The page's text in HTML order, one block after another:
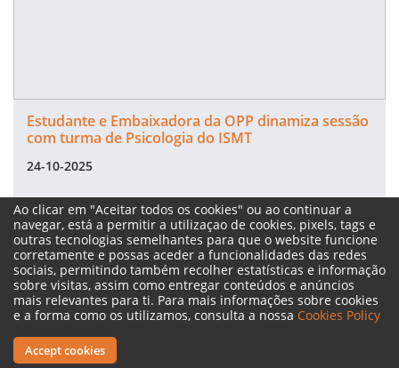
Estudante e Embaixadora da OPP dinamiza sessão
com turma de Psicologia do ISMT
24-10-2025
Notícias de Coimbra
see more
Ao clicar em "Aceitar todos os cookies" ou ao continuar a
navegar, está a permitir a utilizaçao de cookies, pixels, tags e
outras tecnologias semelhantes para que o website funcione
corretamente e possas aceder a funcionalidades das redes
sociais, permitindo também recolher estatísticas e informação
sobre visitas, assim como entregar conteúdos e anúncios
mais relevantes para ti. Para mais informações sobre cookies
e a forma como os utilizamos, consulta a nossa Cookies Policy
Accept cookies